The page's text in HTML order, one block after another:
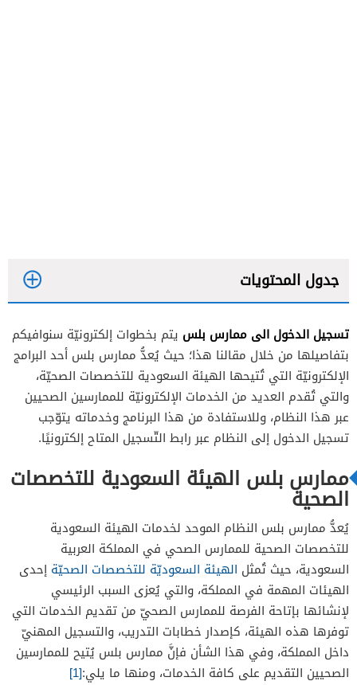
جدول المحتويات
تسجيل الدخول الى ممارس بلس يتم بخطوات إلكترونيّة سنوافيكم
بتفاصيلها من خلال مقالنا هذا؛ حيث يُعدُّ ممارس بلس أحد البرامج
الإلكترونيّة التي تُتيحها الهيئة السعودية للتخصصات الصحيّة،
والتي تُقدم العديد من الخدمات الإلكترونيّة للممارسين الصحيين
عبر هذا النظام، وللاستفادة من هذا البرنامج وخدماته يتوّجب
تسجيل الدخول إلى النظام عبر رابط التّسجيل المتاح إلكترونيًا.
ممارس بلس الهيئة السعودية للتخصصات
الصحية
يُعدُّ ممارس بلس النظام الموحد لخدمات الهيئة السعودية
للتخصصات الصحية للممارس الصحي في المملكة العربية
السعودية، حيث تُمثل الهيئة السعوديّة للتخصصات الصحيّة إحدى
الهيئات المهمة في المملكة، والتي يُعزى السبب الرئيسي
لإنشائها بإتاحة الفرصة للممارس الصحيّ من تقديم الخدمات التي
توفرها هذه الهيئة، كإصدار خطابات التدريب، والتسجيل المهنيّ
داخل المملكة، وفي هذا الشأن فإنَّ ممارس بلس يُتيح للممارسين
الصحيين التقديم على كافة الخدمات، ومنها ما يلي:[1]